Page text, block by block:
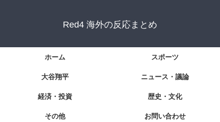
Red4 海外の反応まとめ
ホーム スポーツ
大谷翔平 ニュース・議論
経済・投資 歴史・文化
その他 お問い合わせ